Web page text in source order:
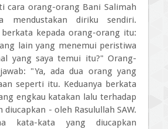
cara orang-orang Bani Salimah
mendustakan diriku sendiri.
berkata kepada orang-orang itu:
lain yang menemui peristiwa
yang saya temui itu?" Orang-
"Ya, ada dua orang yang
seperti itu. Keduanya berkata
engkau katakan lalu terhadap
diucapkan - oleh Rasulullah SAW.
kata-kata yang diucapkan